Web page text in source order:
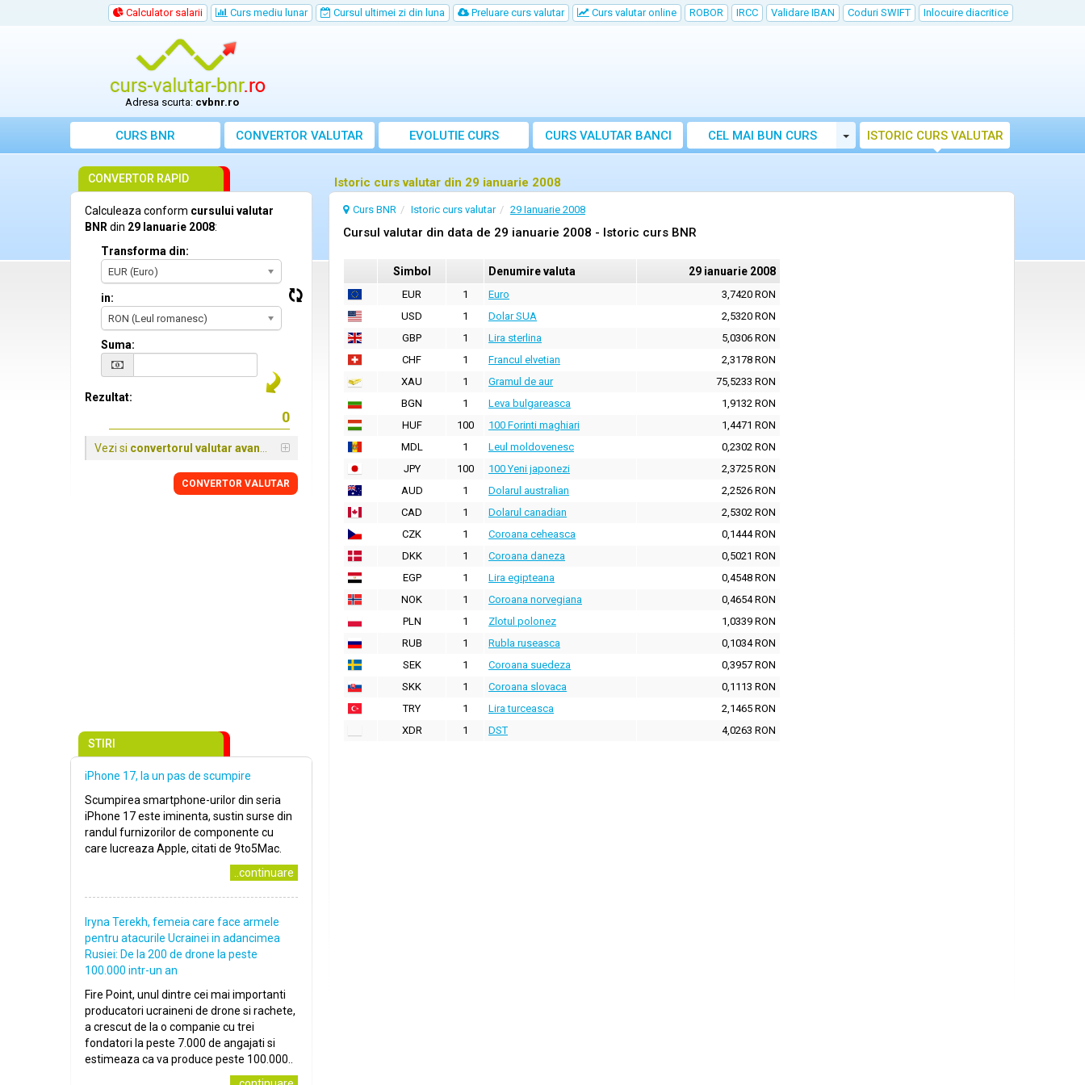
Calculator salarii Curs mediu lunar Cursul ultimei zi din luna Preluare curs valutar Curs valutar online ROBOR IRCC Validare IBAN Coduri SWIFT Inlocuire diacritice
Adresa scurta: cvbnr.ro
CURS BNR CONVERTOR VALUTAR EVOLUTIE CURS CURS VALUTAR BANCI CEL MAI BUN CURS Toggle Dropdown
ISTORIC CURS VALUTAR
Istoric curs valutar din 29 ianuarie 2008
Curs BNR Istoric curs valutar 29 Ianuarie 2008
Cursul valutar din data de 29 ianuarie 2008 - Istoric curs BNR
Simbol Denumire valuta 29 ianuarie 2008
EUR 1 Euro
3,7420 RON
USD
1 Dolar SUA
2,5320 RON
GBP
1 Lira sterlina
5,0306 RON
CHF
1 Francul elvetian
2,3178 RON
XAU
1 Gramul de aur
75,5233 RON
BGN
1 Leva bulgareasca
1,9132 RON
HUF
100 100 Forinti maghiari
1,4471 RON
MDL
1 Leul moldovenesc
0,2302 RON
JPY
100 100 Yeni japonezi
2,3725 RON
AUD
1 Dolarul australian
2,2526 RON
CAD
1 Dolarul canadian
2,5302 RON
CZK
1 Coroana ceheasca
0,1444 RON
DKK
1 Coroana daneza
0,5021 RON
EGP
1 Lira egipteana
0,4548 RON
NOK
1 Coroana norvegiana
0,4654 RON
PLN
1 Zlotul polonez
1,0339 RON
RUB
1 Rubla ruseasca
0,1034 RON
SEK
1 Coroana suedeza
0,3957 RON
SKK
1 Coroana slovaca
0,1113 RON
TRY
1 Lira turceasca
2,1465 RON
XDR
1 DST 4,0263 RON
CONVERTOR RAPID
Calculeaza conform cursului valutar
BNR din 29 Ianuarie 2008:
Transforma din:
EUR (Euro)
in:
RON (Leul romanesc)
Suma:
Rezultat:
Vezi si convertorul valutar avansat
CONVERTOR VALUTAR
STIRI
iPhone 17, la un pas de scumpire
Scumpirea smartphone-urilor din seria
iPhone 17 este iminenta, sustin surse din
randul furnizorilor de componente cu
care lucreaza Apple, citati de 9to5Mac.
..continuare
Iryna Terekh, femeia care face armele
pentru atacurile Ucrainei in adancimea
Rusiei: De la 200 de drone la peste
100.000 intr-un an
Fire Point, unul dintre cei mai importanti
producatori ucraineni de drone si rachete,
a crescut de la o companie cu trei
fondatori la peste 7.000 de angajati si
estimeaza ca va produce peste 100.000..